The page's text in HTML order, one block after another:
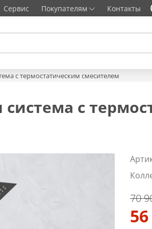
Сервис Покупателям Контакты
с термостатическим смесителем
с
70